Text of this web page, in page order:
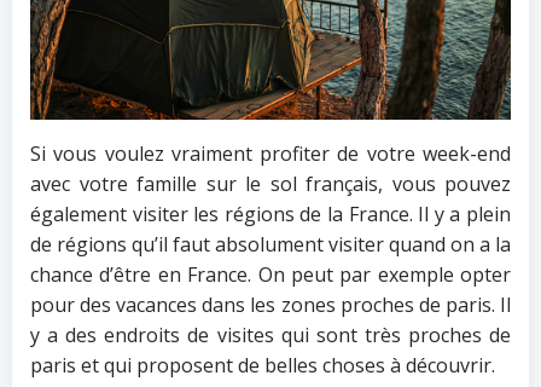
Si vous voulez vraiment profiter de votre week-end
avec votre famille sur le sol français, vous pouvez
également visiter les régions de la France. Il y a plein
de régions qu’il faut absolument visiter quand on a la
chance d’être en France. On peut par exemple opter
pour des vacances dans les zones proches de paris. Il
y a des endroits de visites qui sont très proches de
paris et qui proposent de belles choses à découvrir.